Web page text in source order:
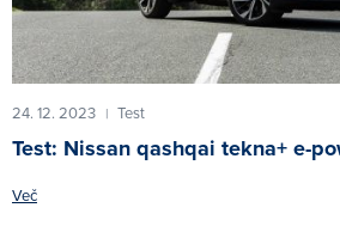
24. 12. 2023 | Test
Test: Nissan qashqai tekna+ e-
Več